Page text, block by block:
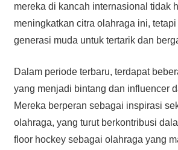
mereka di kancah internasional tidak
meningkatkan citra olahraga ini,
generasi muda untuk tertarik dan
Dalam periode terbaru, terdapat
yang menjadi bintang dan influencer
Mereka berperan sebagai inspirasi
olahraga, yang turut berkontribusi
floor hockey sebagai olahraga yang